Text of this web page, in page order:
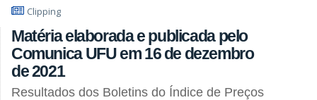
Clipping
Matéria elaborada e publicada pelo
Comunica UFU em 16 de dezembro
de 2021
Resultados dos Boletins do Índice de Preços